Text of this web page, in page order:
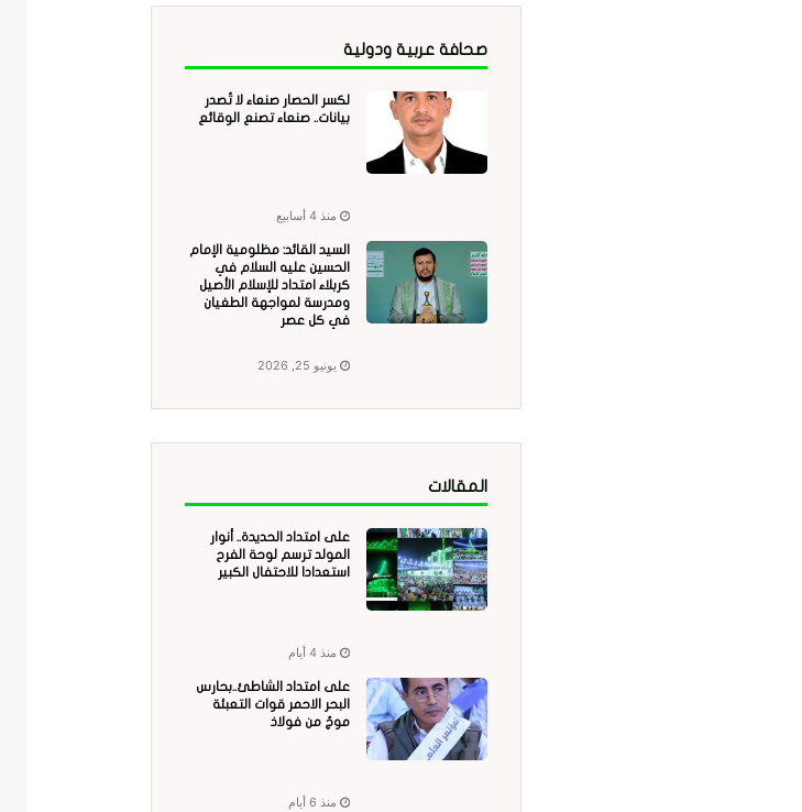
صحافة عربية ودولية
لكسر الحصار صنعاء لا تُصدر
بيانات.. صنعاء تصنع الوقائع
منذ 4 أسابيع
السيد القائد: مظلومية الإمام
الحسين عليه السلام في
كربلاء امتداد للإسلام الأصيل
ومدرسة لمواجهة الطغيان
في كل عصر
يونيو 25, 2026
المقالات
على امتداد الحديدة.. أنوار
المولد ترسم لوحة الفرح
استعدادا للاحتفال الكبير
منذ 4 أيام
على امتداد الشاطئ..بحارس
البحر الاحمر قوات التعبئة
موجٌ من فولاذ
منذ 6 أيام